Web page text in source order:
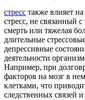
стресс также влияет
стресс, не связанный
смерть или тяжелая
длительные
депрессивные
деятельности
Например, при
факторов на мозг в
клетками, что
следственных связей